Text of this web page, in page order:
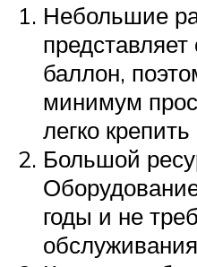
Небольшие
баллон,
минимум
легко
Большой
годы и не